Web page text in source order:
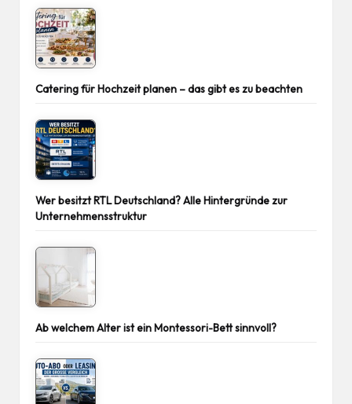
Catering für Hochzeit planen – das gibt es zu beachten
Wer besitzt RTL Deutschland? Alle Hintergründe zur
Unternehmensstruktur
Ab welchem Alter ist ein Montessori-Bett sinnvoll?